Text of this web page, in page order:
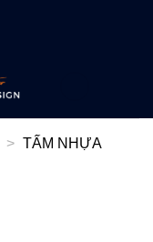
> TẤM NHỰA